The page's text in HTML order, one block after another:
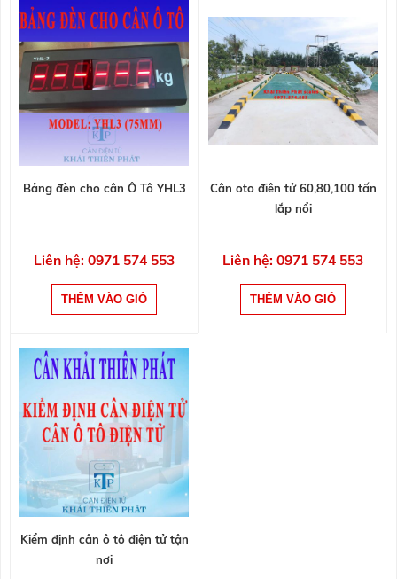
Bảng đèn cho cân Ô Tô YHL3
Liên hệ: 0971 574 553
Cân oto điên tử 60,80,100 tấn
lắp nổi
Liên hệ: 0971 574 553
Kiểm định cân ô tô điện tử tận
nơi